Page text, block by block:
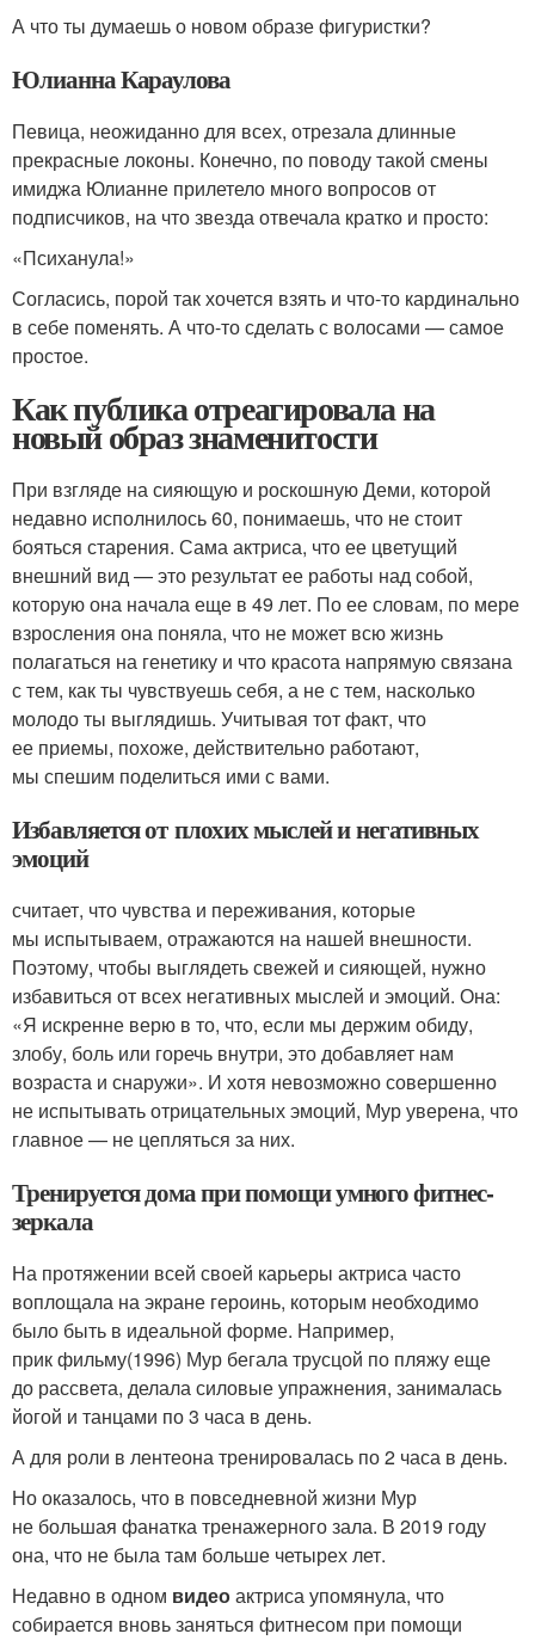
А что ты думаешь о новом образе фигуристки?
Юлианна Караулова
Певица, неожиданно для всех, отрезала длинные
прекрасные локоны. Конечно, по поводу такой смены
имиджа Юлианне прилетело много вопросов от
подписчиков, на что звезда отвечала кратко и просто:
«Психанула!»
Согласись, порой так хочется взять и что-то кардинально
в себе поменять. А что-то сделать с волосами — самое
простое.
Как публика отреагировала на
новый образ знаменитости
При взгляде на сияющую и роскошную Деми, которой
недавно исполнилось 60, понимаешь, что не стоит
бояться старения. Сама актриса, что ее цветущий
внешний вид — это результат ее работы над собой,
которую она начала еще в 49 лет. По ее словам, по мере
взросления она поняла, что не может всю жизнь
полагаться на генетику и что красота напрямую связана
с тем, как ты чувствуешь себя, а не с тем, насколько
молодо ты выглядишь. Учитывая тот факт, что
ее приемы, похоже, действительно работают,
мы спешим поделиться ими с вами.
Избавляется от плохих мыслей и негативных
эмоций
считает, что чувства и переживания, которые
мы испытываем, отражаются на нашей внешности.
Поэтому, чтобы выглядеть свежей и сияющей, нужно
избавиться от всех негативных мыслей и эмоций. Она:
«Я искренне верю в то, что, если мы держим обиду,
злобу, боль или горечь внутри, это добавляет нам
возраста и снаружи». И хотя невозможно совершенно
не испытывать отрицательных эмоций, Мур уверена, что
главное — не цепляться за них.
Тренируется дома при помощи умного фитнес-
зеркала
На протяжении всей своей карьеры актриса часто
воплощала на экране героинь, которым необходимо
было быть в идеальной форме. Например,
прик фильму(1996) Мур бегала трусцой по пляжу еще
до рассвета, делала силовые упражнения, занималась
йогой и танцами по 3 часа в день.
А для роли в лентеона тренировалась по 2 часа в день.
Но оказалось, что в повседневной жизни Мур
не большая фанатка тренажерного зала. В 2019 году
она, что не была там больше четырех лет.
Недавно в одном видеоактриса упомянула, что
собирается вновь заняться фитнесом при помощи